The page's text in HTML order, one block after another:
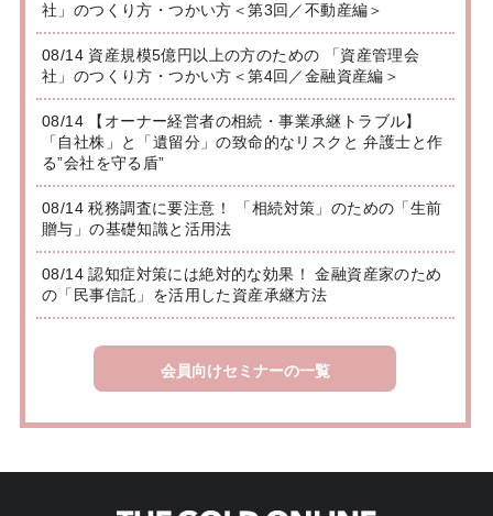
社」のつくり方・つかい方＜第3回／不動産編＞
08/14 資産規模5億円以上の方のための 「資産管理会
社」のつくり方・つかい方＜第4回／金融資産編＞
08/14 【オーナー経営者の相続・事業承継トラブル】
「自社株」と「遺留分」の致命的なリスクと 弁護士と作
る”会社を守る盾”
08/14 税務調査に要注意！ 「相続対策」のための「生前
贈与」の基礎知識と活用法
08/14 認知症対策には絶対的な効果！ 金融資産家のため
の「民事信託」を活用した資産承継方法
会員向けセミナーの一覧